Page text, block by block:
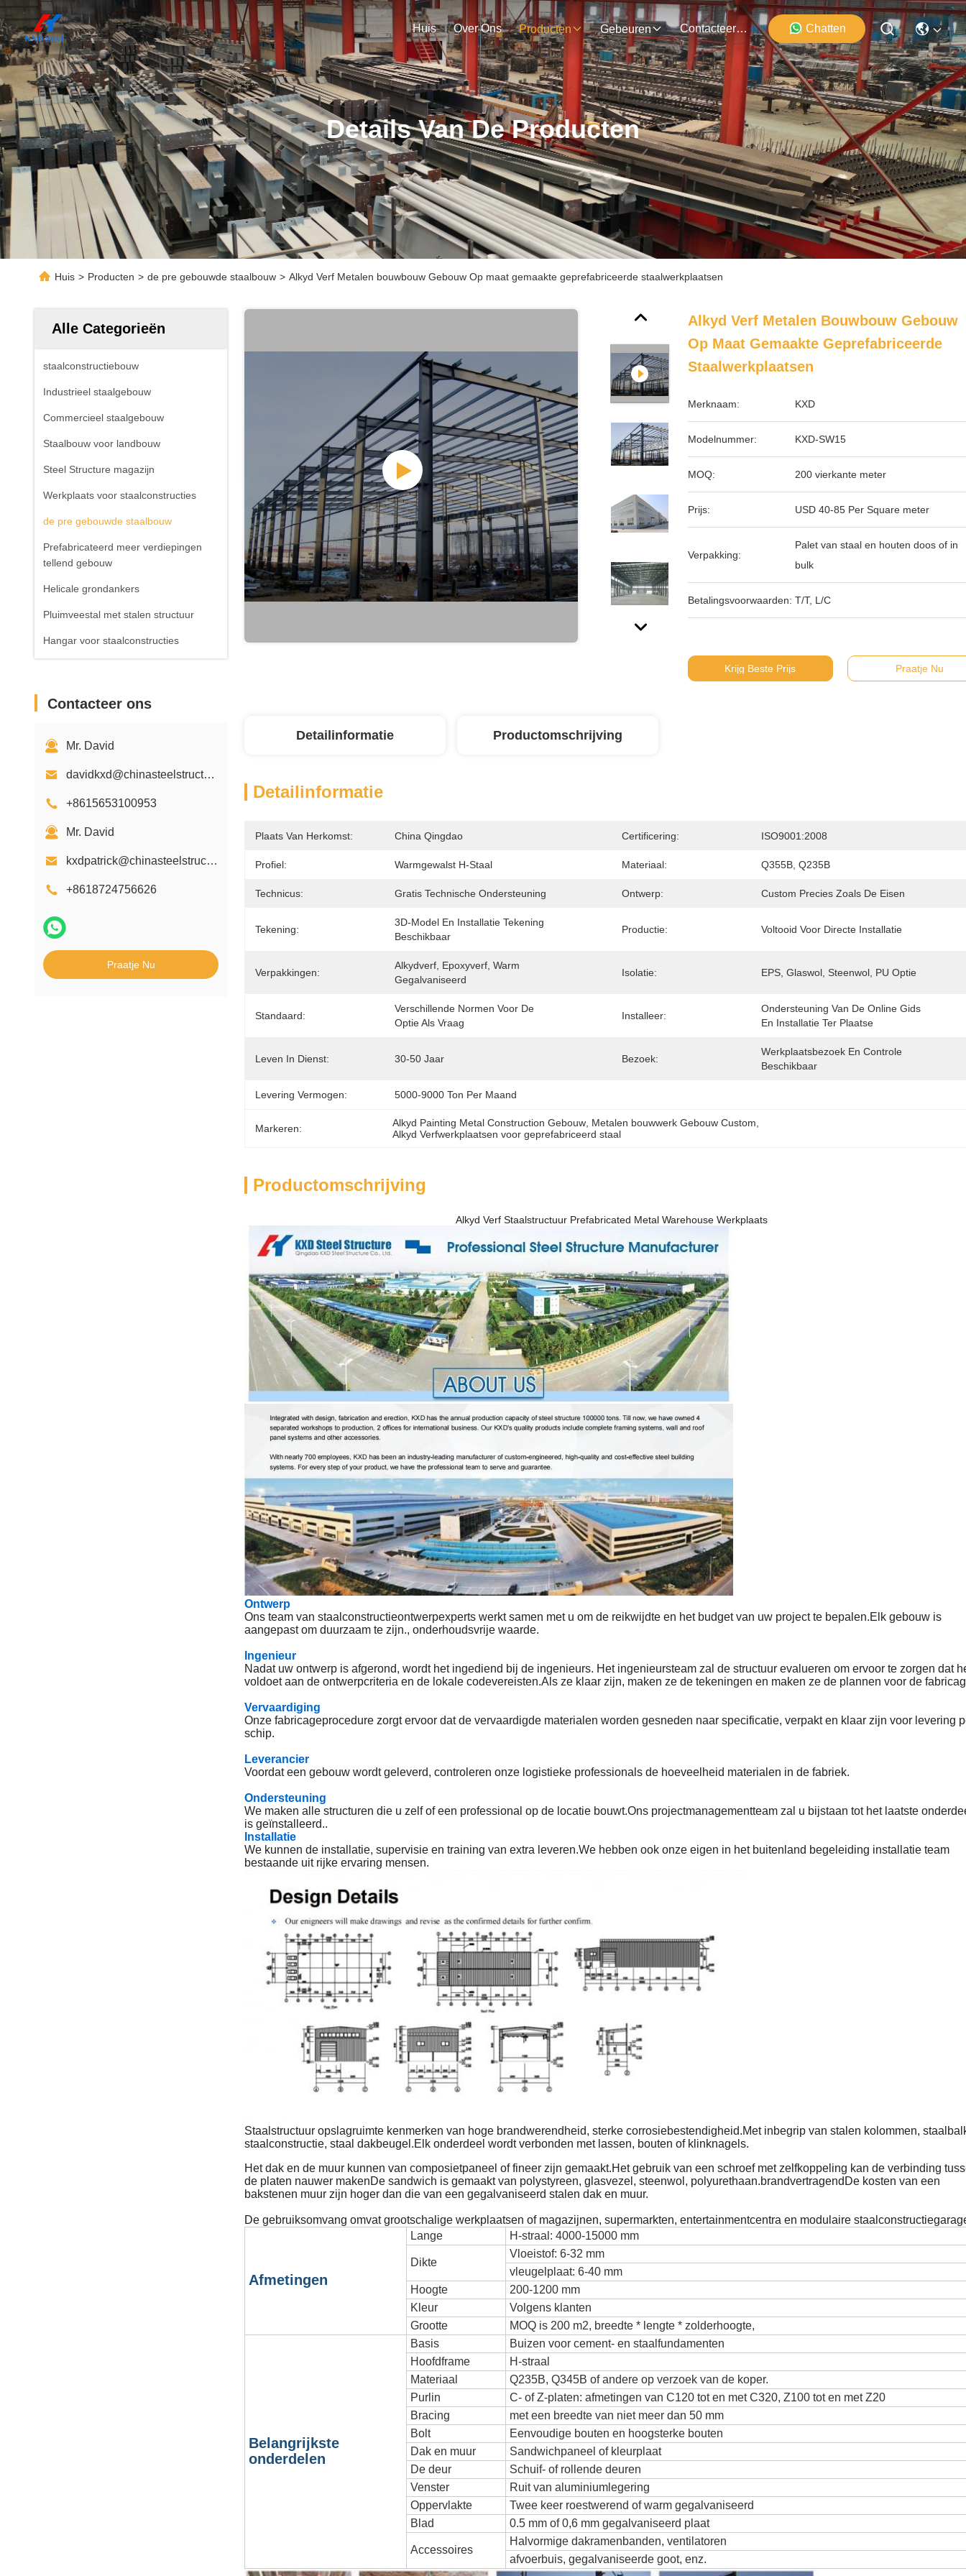
Huis Over Ons Producten Gebeuren Contacteer Ons Chatten
Details Van De Producten
Huis > Producten > de pre gebouwde staalbouw > Alkyd Verf Metalen bouwbouw Gebouw Op maat gemaakte geprefabriceerde staalwerkplaatsen
Alle Categorieën
staalconstructiebouw
Industrieel staalgebouw
Commercieel staalgebouw
Staalbouw voor landbouw
Steel Structure magazijn
Werkplaats voor staalconstructies
de pre gebouwde staalbouw
Prefabricateerd meer verdiepingen
tellend gebouw
Helicale grondankers
Pluimveestal met stalen structuur
Hangar voor staalconstructies
Contacteer ons
Mr. David
davidkxd@chinasteelstructure.cn
+8615653100953
Mr. David
kxdpatrick@chinasteelstructure.cn
+8618724756626
Praatje Nu
Alkyd Verf Metalen Bouwbouw Gebouw
Op Maat Gemaakte Geprefabriceerde
Staalwerkplaatsen
Merknaam: KXD
Modelnummer: KXD-SW15
MOQ: 200 vierkante meter
Prijs: USD 40-85 Per Square meter
Verpakking:
Palet van staal en houten doos of in
bulk
Betalingsvoorwaarden: T/T, L/C
Krijg Beste Prijs Praatje Nu
Detailinformatie Productomschrijving
Detailinformatie
Plaats Van Herkomst: China Qingdao Certificering: ISO9001:2008
Profiel: Warmgewalst H-Staal Materiaal: Q355B, Q235B
Technicus: Gratis Technische Ondersteuning Ontwerp: Custom Precies Zoals De Eisen
Tekening:
3D-Model En Installatie Tekening
Beschikbaar
Productie: Voltooid Voor Directe Installatie
Verpakkingen:
Alkydverf, Epoxyverf, Warm
Gegalvaniseerd
Isolatie: EPS, Glaswol, Steenwol, PU Optie
Standaard:
Verschillende Normen Voor De
Optie Als Vraag
Installeer:
Ondersteuning Van De Online Gids
En Installatie Ter Plaatse
Leven In Dienst: 30-50 Jaar Bezoek:
Werkplaatsbezoek En Controle
Beschikbaar
Levering Vermogen: 5000-9000 Ton Per Maand
Markeren: Alkyd Painting Metal Construction Gebouw, Metalen bouwwerk Gebouw Custom
Alkyd Verfwerkplaatsen voor geprefabriceerd staal
Productomschrijving
Alkyd Verf Staalstructuur Prefabricated Metal Warehouse Werkplaats
Ontwerp
Ons team van staalconstructieontwerpexperts werkt samen met u om de reikwijdte en het budget van uw project te bepalen.Elk gebouw is
aangepast om duurzaam te zijn., onderhoudsvrije waarde.
Ingenieur
Nadat uw ontwerp is afgerond, wordt het ingediend bij de ingenieurs. Het ingenieursteam zal de structuur evalueren om ervoor te zorgen dat
voldoet aan de ontwerpcriteria en de lokale codevereisten.Als ze klaar zijn, maken ze de tekeningen en maken ze de plannen voor de
Vervaardiging
Onze fabricageprocedure zorgt ervoor dat de vervaardigde materialen worden gesneden naar specificatie, verpakt en klaar zijn voor levering
schip.
Leverancier
Voordat een gebouw wordt geleverd, controleren onze logistieke professionals de hoeveelheid materialen in de fabriek.
Ondersteuning
We maken alle structuren die u zelf of een professional op de locatie bouwt.Ons projectmanagementteam zal u bijstaan tot het laatste
is geïnstalleerd..
Installatie
We kunnen de installatie, supervisie en training van extra leveren.We hebben ook onze eigen in het buitenland begeleiding installatie team
bestaande uit rijke ervaring mensen.
Staalstructuur opslagruimte kenmerken van hoge brandwerendheid, sterke corrosiebestendigheid.Met inbegrip van stalen kolommen,
staalconstructie, staal dakbeugel.Elk onderdeel wordt verbonden met lassen, bouten of klinknagels.
Het dak en de muur kunnen van composietpaneel of fineer zijn gemaakt.Het gebruik van een schroef met zelfkoppeling kan de verbinding
de platen nauwer makenDe sandwich is gemaakt van polystyreen, glasvezel, steenwol, polyurethaan.brandvertragendDe kosten van een
bakstenen muur zijn hoger dan die van een gegalvaniseerd stalen dak en muur.
De gebruiksomvang omvat grootschalige werkplaatsen of magazijnen, supermarkten, entertainmentcentra en modulaire
Afmetingen
Lange H-straal: 4000-15000 mm
Dikte
Vloeistof: 6-32 mm
vleugelplaat: 6-40 mm
Hoogte
200-1200 mm
Kleur
Volgens klanten
Grootte
MOQ is 200 m2, breedte * lengte * zolderhoogte,
Belangrijkste
onderdelen
Basis
Buizen voor cement- en staalfundamenten
Hoofdframe
H-straal
Materiaal
Q235B, Q345B of andere op verzoek van de koper.
Purlin
C- of Z-platen: afmetingen van C120 tot en met C320, Z100 tot en met Z20
Bracing
met een breedte van niet meer dan 50 mm
Bolt
Eenvoudige bouten en hoogsterke bouten
Dak en muur
Sandwichpaneel of kleurplaat
De deur
Schuif- of rollende deuren
Venster
Ruit van aluminiumlegering
Oppervlakte
Twee keer roestwerend of warm gegalvaniseerd
Blad
0.5 mm of 0,6 mm gegalvaniseerd plaat
Accessoires
Halvormige dakramenbanden, ventilatoren
afvoerbuis, gegalvaniseerde goot, enz.